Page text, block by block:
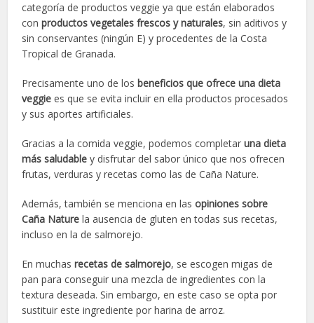
categoría de productos veggie ya que están elaborados
conproductos vegetales frescos y naturales, sin aditivos y
sin conservantes (ningún E) y procedentes de la Costa
Tropical de Granada.
Precisamente uno de los beneficios que ofrece una dieta
veggie es que se evita incluir en ella productos procesados
y sus aportes artificiales.
Gracias a la comida veggie, podemos completaruna dieta
más saludable y disfrutar del sabor único que nos ofrecen
frutas, verduras y recetas como las de Caña Nature.
Además, también se menciona en lasopiniones sobre
Caña Nature la ausencia de gluten en todas sus recetas,
incluso en la de salmorejo.
En muchasrecetas de salmorejo, se escogen migas de
pan para conseguir una mezcla de ingredientes con la
textura deseada. Sin embargo, en este caso se opta por
sustituir este ingrediente por harina de arroz.